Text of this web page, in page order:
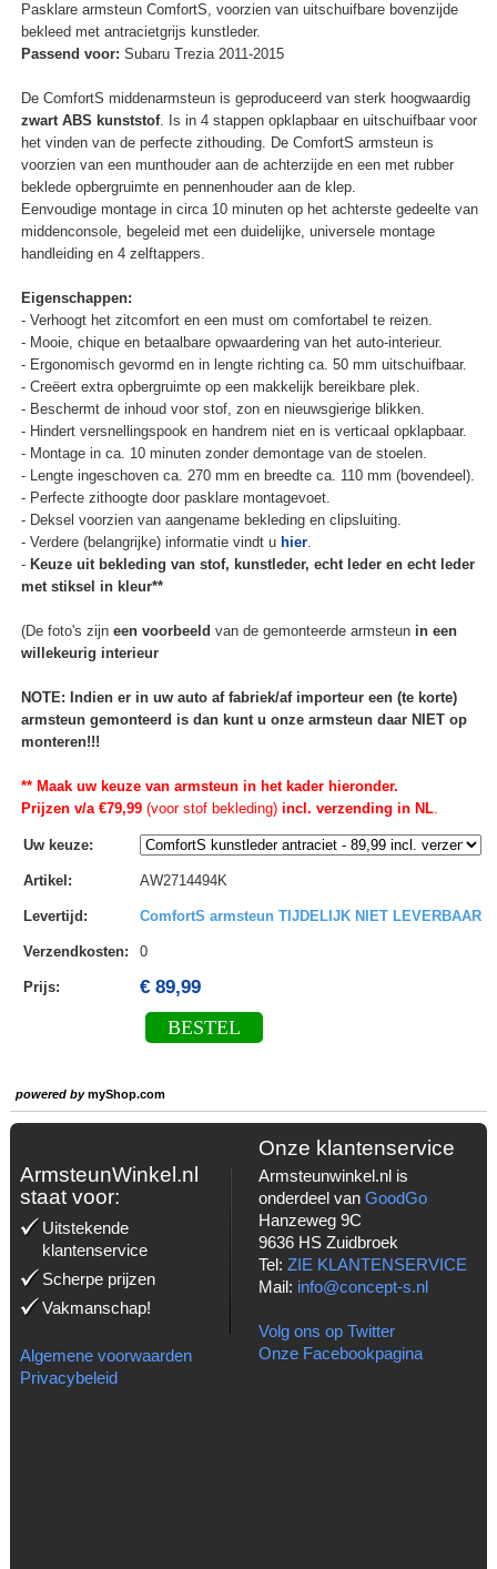
Pasklare armsteun ComfortS, voorzien van uitschuifbare bovenzijde
bekleed met antracietgrijs kunstleder.
Passend voor: Subaru Trezia 2011-2015
De ComfortS middenarmsteun is geproduceerd van sterk hoogwaardig
zwart ABS kunststof. Is in 4 stappen opklapbaar en uitschuifbaar voor
het vinden van de perfecte zithouding. De ComfortS armsteun is
voorzien van een munthouder aan de achterzijde en een met rubber
beklede opbergruimte en pennenhouder aan de klep.
Eenvoudige montage in circa 10 minuten op het achterste gedeelte van
middenconsole, begeleid met een duidelijke, universele montage
handleiding en 4 zelftappers.
Eigenschappen:
- Verhoogt het zitcomfort en een must om comfortabel te reizen.
- Mooie, chique en betaalbare opwaardering van het auto-interieur.
- Ergonomisch gevormd en in lengte richting ca. 50 mm uitschuifbaar.
- Creëert extra opbergruimte op een makkelijk bereikbare plek.
- Beschermt de inhoud voor stof, zon en nieuwsgierige blikken.
- Hindert versnellingspook en handrem niet en is verticaal opklapbaar.
- Montage in ca. 10 minuten zonder demontage van de stoelen.
- Lengte ingeschoven ca. 270 mm en breedte ca. 110 mm (bovendeel).
- Perfecte zithoogte door pasklare montagevoet.
- Deksel voorzien van aangename bekleding en clipsluiting.
- Verdere (belangrijke) informatie vindt u hier.
- Keuze uit bekleding van stof, kunstleder, echt leder en echt leder
met stiksel in kleur**
(De foto's zijn een voorbeeld van de gemonteerde armsteun in een
willekeurig interieur
NOTE: Indien er in uw auto af fabriek/af importeur een (te korte)
armsteun gemonteerd is dan kunt u onze armsteun daar NIET op
monteren!!!
** Maak uw keuze van armsteun in het kader hieronder.
Prijzen v/a €79,99(voor stof bekleding)incl. verzending in NL.
Uw keuze:
Artikel : AW2714494K
Levertijd : ComfortS armsteun TIJDELIJK NIET LEVERBAAR
Verzendkosten: 0
Prijs: € 89,99
BESTEL
powered bymyShop.com
ArmsteunWinkel.nl
staat voor:
Uitstekende
klantenservice
Scherpe prijzen
Vakmanschap!
Algemene voorwaarden
Privacybeleid
Onze klantenservice
Armsteunwinkel.nl is
onderdeel van GoodGo
Hanzeweg 9C
9636 HS Zuidbroek
Tel: ZIE KLANTENSERVICE
Mail: info@concept-s.nl
Volg ons op Twitter
Onze Facebookpagina